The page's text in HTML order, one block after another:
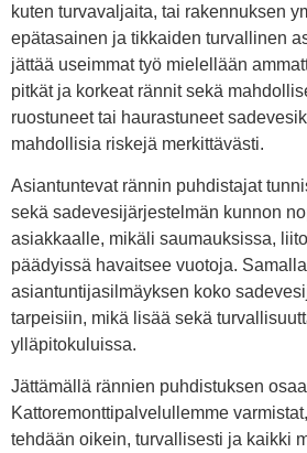
kuten turvavaljaita, tai rakennuksen
epätasainen ja tikkaiden turvallinen
jättää useimmat työ mielellään
pitkät ja korkeat rännit sekä
ruostuneet tai haurastuneet
mahdollisia riskejä merkittävästi.
Asiantuntevat rännin puhdistajat
sekä sadevesijärjestelmän kunnon
asiakkaalle, mikäli saumauksissa,
päädyissä havaitsee vuotoja.
asiantuntijasilmäyksen koko
tarpeisiin, mikä lisää sekä
ylläpitokuluissa.
Jättämällä rännien puhdistuksen
Kattoremonttipalvelullemme
tehdään oikein, turvallisesti ja kaikki